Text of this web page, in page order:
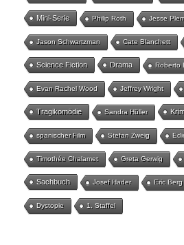
Mini-Serie Philip Roth Jesse
Jason Schwartzman Cate Blanchett
Science Fiction Drama Roberto
Evan Rachel Wood Jeffrey Wright
Tragikomödie Sandra Hüller
spanischer Film Stefan Zweig
Timothée Chalamet Greta Gerwig
Sachbuch Josef Hader Eric Berg
Dystopie 1. Staffel